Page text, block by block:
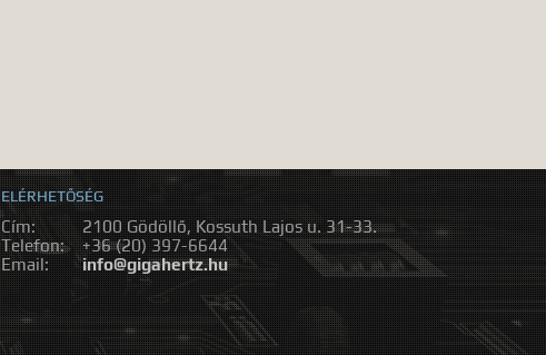
ELÉRHETŐSÉG
Cím:
2100 Gödöllő, Kossuth Lajos u. 31-33.
Telefon:
+36 (20) 397-6644
Email:
info@gigahertz.hu